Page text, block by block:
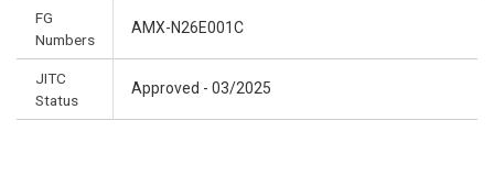
FG
Numbers
AMX-N26E001C
JITC
Status
Approved - 03/2025